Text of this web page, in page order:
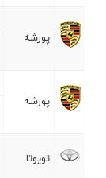
پورشه
پورشه
تويوتا